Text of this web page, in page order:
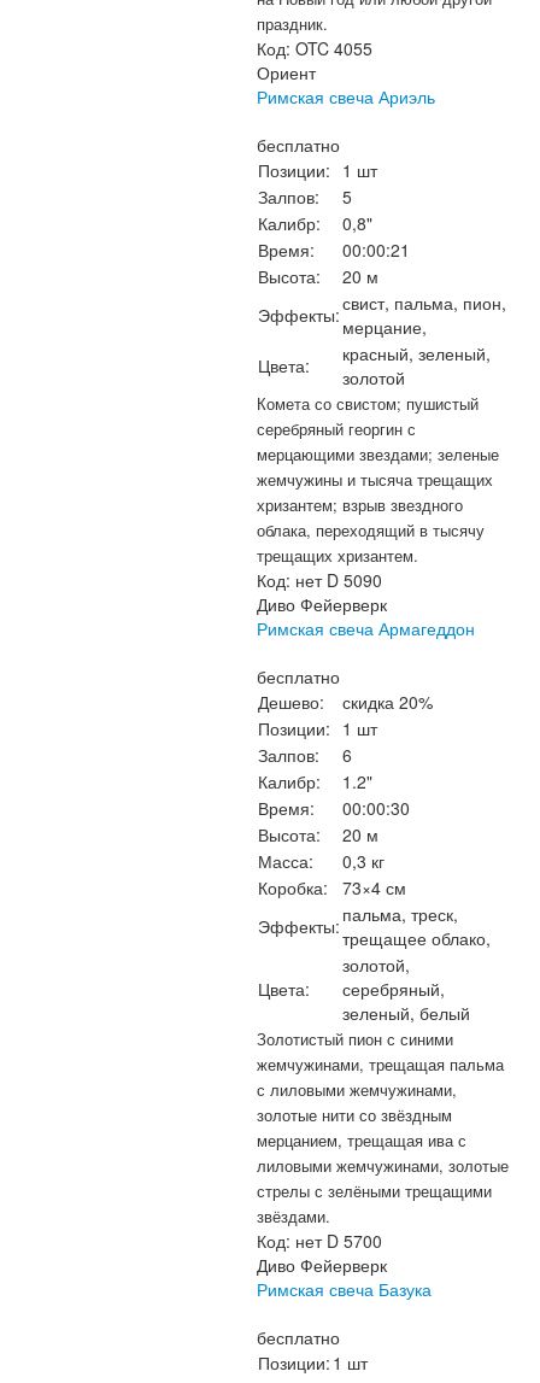
праздник.
Код: OTC 4055
Ориент
Римская свеча Ариэль
бесплатно
Позиции: 1 шт
Залпов:
5
Калибр:
0,8"
Время:
00:00:21
Высота:
20 м
Эффекты:свист, пальма, пион,
мерцание,
Цвета:
красный, зеленый,
золотой
Комета со свистом; пушистый
серебряный георгин с
мерцающими звездами; зеленые
жемчужины и тысяча трещащих
хризантем; взрыв звездного
облака, переходящий в тысячу
трещащих хризантем.
Код: нет D 5090
Диво Фейерверк
Римская свеча Армагеддон
бесплатно
Дешево:
скидка 20%
Позиции: 1 шт
Залпов:
6
Калибр:
1.2"
Время:
00:00:30
Высота:
20 м
Масса:
0,3 кг
Коробка:
73×4 см
Эффекты: пальма, треск,
трещащее облако,
Цвета:
золотой,
серебряный,
зеленый, белый
Золотистый пион с синими
жемчужинами, трещащая пальма
с лиловыми жемчужинами,
золотые нити со звёздным
мерцанием, трещащая ива с
лиловыми жемчужинами, золотые
стрелы с зелёными трещащими
звёздами.
Код: нет D 5700
Диво Фейерверк
Римская свеча Базука
бесплатно
Позиции: 1 шт